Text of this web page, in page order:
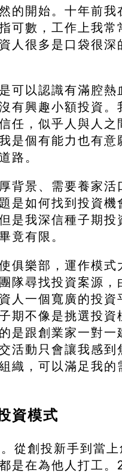
的開始。十年前
可數，工作上我
人很多是口袋很
可以認識有滿腔
有興趣小額投資
任，似乎人與人
是個有能力也有
路。
背景、需要養家
是如何找到投資
是我深信種子期
竟有限。
俱樂部，運作模
隊尋找投資案源，
人一個寬廣的投
期不像是挑選投資
是跟創業家一對
活動只會讓我感
織，可以滿足我
資模式
從創投新手到當
是在為他人打工